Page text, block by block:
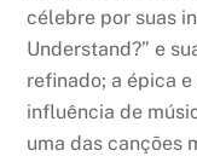
célebre por suas
Understand?” e
refinado; a épica e
influência de
uma das canções